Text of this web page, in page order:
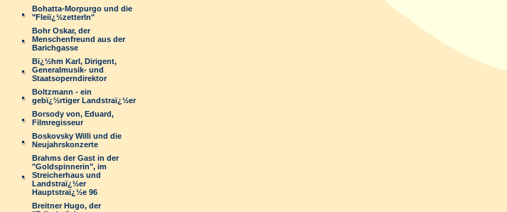
Bohatta-Morpurgo und die
"Fleiï¿½zetterln"
Bohr Oskar, der
Menschenfreund aus der
Barichgasse
Bï¿½hm Karl, Dirigent,
Generalmusik- und
Staatsoperndirektor
Boltzmann - ein
gebï¿½rtiger Landstraï¿½er
Borsody von, Eduard,
Filmregisseur
Boskovsky Willi und die
Neujahrskonzerte
Brahms der Gast in der
"Goldspinnerin", im
Streicherhaus und
Landstraï¿½er
Hauptstraï¿½e 96
Breitner Hugo, der